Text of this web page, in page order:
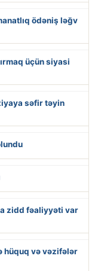
ödəniş ləğv
üçün siyasi
səfir təyin
zidd fəaliyyəti var
hüquq və vəzifələr